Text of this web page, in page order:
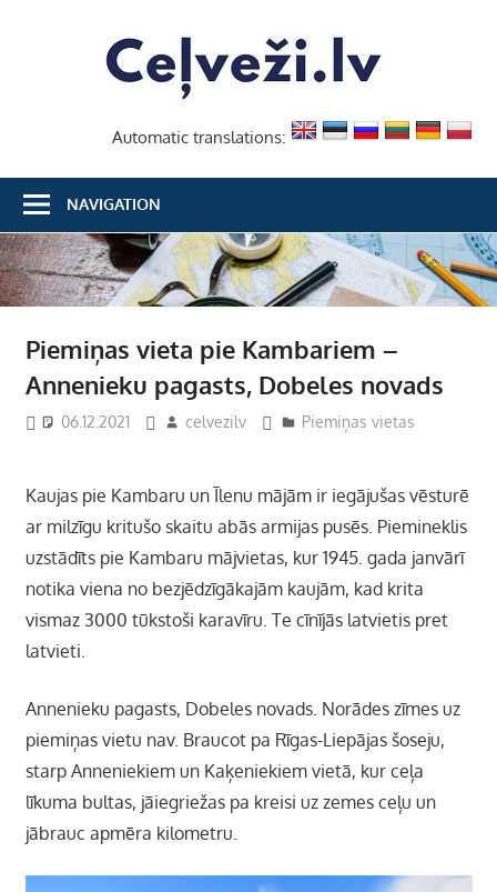
Automatic translations:
NAVIGATION
Piemiņas vieta pie Kambariem –
Annenieku pagasts, Dobeles novads
06.12.2021 celvezilv Piemiņas vietas
Kaujas pie Kambaru un Īlenu mājām ir iegājušas vēsturē
ar milzīgu kritušo skaitu abās armijas pusēs. Piemineklis
uzstādīts pie Kambaru mājvietas, kur 1945. gada janvārī
notika viena no bezjēdzīgākajām kaujām, kad krita
vismaz 3000 tūkstoši karavīru. Te cīnījās latvietis pret
latvieti.
Annenieku pagasts, Dobeles novads. Norādes zīmes uz
piemiņas vietu nav. Braucot pa Rīgas-Liepājas šoseju,
starp Anneniekiem un Kaķeniekiem vietā, kur ceļa
līkuma bultas, jāiegriežas pa kreisi uz zemes ceļu un
jābrauc apmēra kilometru.